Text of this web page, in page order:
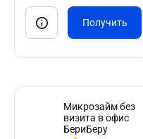
Микрозайм без
визита в офис
БериБеру